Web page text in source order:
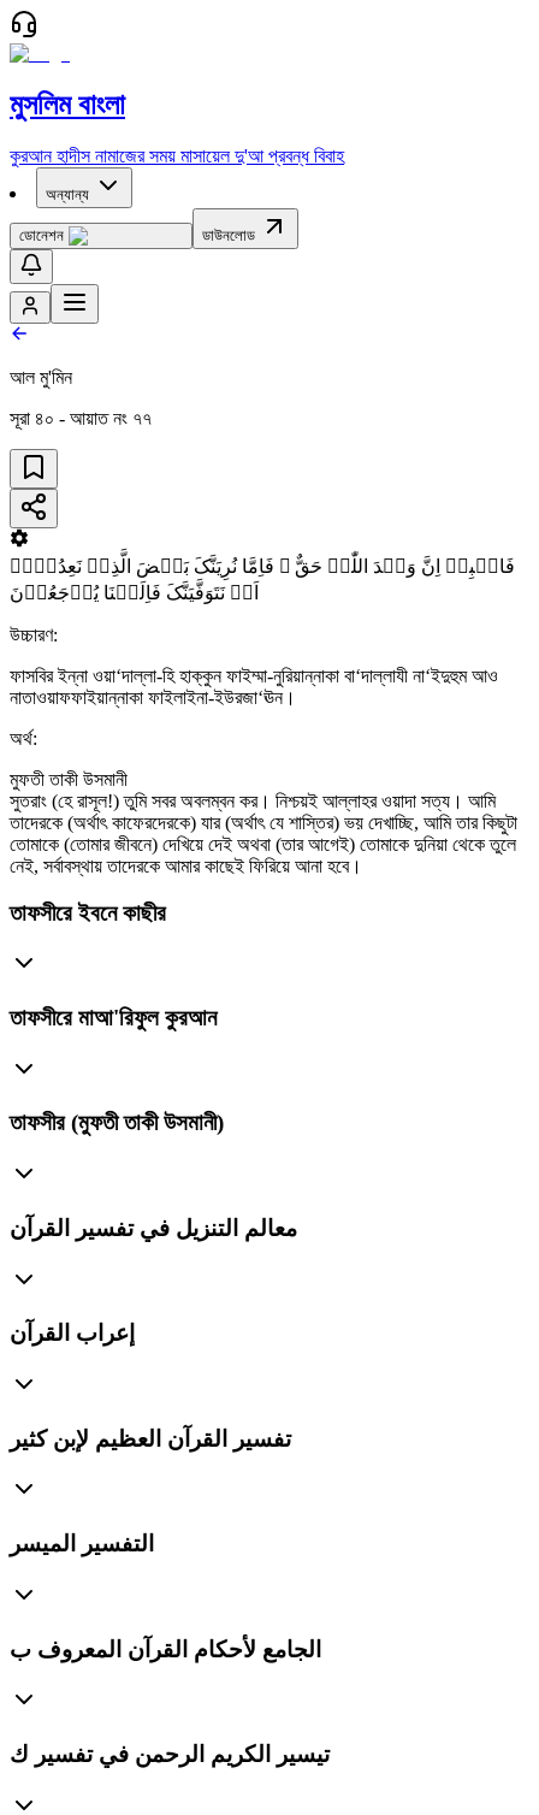
মুসলিম বাংলা
কুরআন হাদীস নামাজের সময় মাসায়েল দু'আ প্রবন্ধ বিবাহ
অন্যান্য
ডোনেশন ডাউনলোড
আল মু'মিন
সূরা ৪০ - আয়াত নং ৭৭
فَاصۡبِرۡ اِنَّ وَعۡدَ اللّٰہِ حَقٌّ ۚ فَاِمَّا نُرِیَنَّکَ بَعۡضَ الَّذِیۡ نَعِدُہُمۡ
اَوۡ نَتَوَفَّیَنَّکَ فَاِلَیۡنَا یُرۡجَعُوۡنَ
উচ্চারণ:
ফাসবির ইন্না ওয়া‘দাল্লা-হি হাক্কুন ফাইম্মা-নুরিয়ান্নাকা বা‘দাল্লাযী না‘ইদুহুম আও
নাতাওয়াফফাইয়ান্নাকা ফাইলাইনা-ইউরজা‘ঊন।
অর্থ:
মুফতী তাকী উসমানী
সুতরাং (হে রাসূল!) তুমি সবর অবলম্বন কর। নিশ্চয়ই আল্লাহর ওয়াদা সত্য। আমি
তাদেরকে (অর্থাৎ কাফেরদেরকে) যার (অর্থাৎ যে শাস্তির) ভয় দেখাচ্ছি, আমি তার কিছুটা
তোমাকে (তোমার জীবনে) দেখিয়ে দেই অথবা (তার আগেই) তোমাকে দুনিয়া থেকে তুলে
নেই, সর্বাবস্থায় তাদেরকে আমার কাছেই ফিরিয়ে আনা হবে।
তাফসীরে ইবনে কাছীর
তাফসীরে মাআ'রিফুল কুরআন
তাফসীর (মুফতী তাকী উসমানী)
معالم التنزيل في تفسير القرآن
إعراب القرآن
تفسير القرآن العظيم لإبن كثير
التفسير الميسر
الجامع لأحكام القرآن المعروف ب
تيسير الكريم الرحمن في تفسير ك